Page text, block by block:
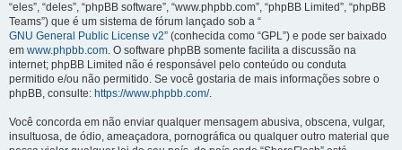
“eles”, “deles”, “phpBB software”, “www.phpbb.com”, “phpBB Limited”, “phpBB
Teams”) que é um sistema de fórum lançado sob a “
GNU General Public License v2” (conhecida como “GPL”) e pode ser baixado
em www.phpbb.com. O software phpBB somente facilita a discussão na
internet; phpBB Limited não é responsável pelo conteúdo ou conduta
permitido e/ou não permitido. Se você gostaria de mais informações sobre o
phpBB, consulte: https://www.phpbb.com/.
Você concorda em não enviar qualquer mensagem abusiva, obscena, vulgar,
insultuosa, de ódio, ameaçadora, pornográfica ou qualquer outro material que